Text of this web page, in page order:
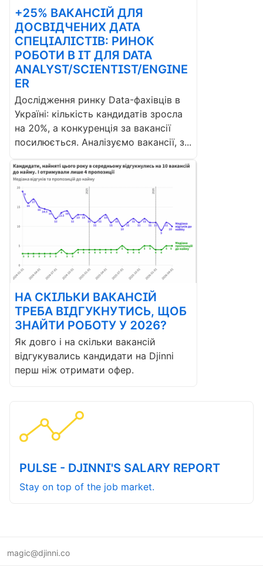
+25% ВАКАНСІЙ ДЛЯ
ДОСВІДЧЕНИХ ДАТА
СПЕЦІАЛІСТІВ: РИНОК
РОБОТИ В ІТ ДЛЯ DATA
ANALYST/SCIENTIST/ENGINE
ER
Дослідження ринку Data-фахівців в
Україні: кількість кандидатів зросла
на 20%, а конкуренція за вакансії
посилюється. Аналізуємо вакансії, з...
НА СКІЛЬКИ ВАКАНСІЙ
ТРЕБА ВІДГУКНУТИСЬ, ЩОБ
ЗНАЙТИ РОБОТУ У 2026?
Як довго і на скільки вакансій
відгукувались кандидати на Djinni
перш ніж отримати офер.
PULSE - DJINNI'S SALARY REPORT
Stay on top of the job market.
magic@djinni.co